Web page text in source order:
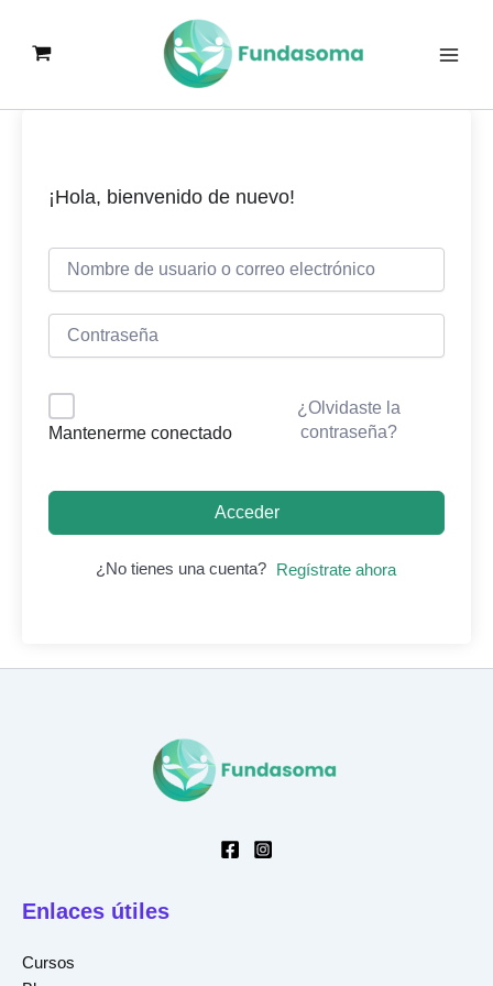
contenido
¡Hola, bienvenido de nuevo!
Mantenerme conectado
¿Olvidaste la
contraseña?
Acceder
¿No tienes una cuenta? Regístrate ahora
Enlaces útiles
Cursos